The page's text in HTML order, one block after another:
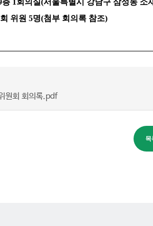
층 1회의실(서울특별시 강남구 삼성동 소
위원 5명(첨부 회의록 참조)
원회 회의록.pdf